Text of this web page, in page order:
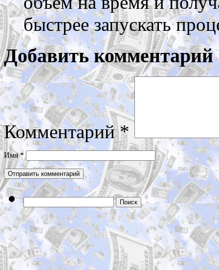
быстрее запускать
Добавить комментарий
Комментарий*
Имя*